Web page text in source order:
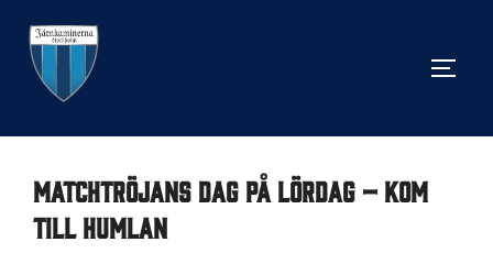
innehåll
Matchtröjans dag på lördag – kom
till Humlan